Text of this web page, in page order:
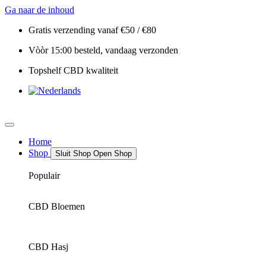
Ga naar de inhoud
Gratis verzending vanaf €50 / €80
Vòòr 15:00 besteld, vandaag verzonden
Topshelf CBD kwaliteit
Home
Shop
Sluit Shop Open Shop
Populair
CBD Bloemen
CBD Hasj